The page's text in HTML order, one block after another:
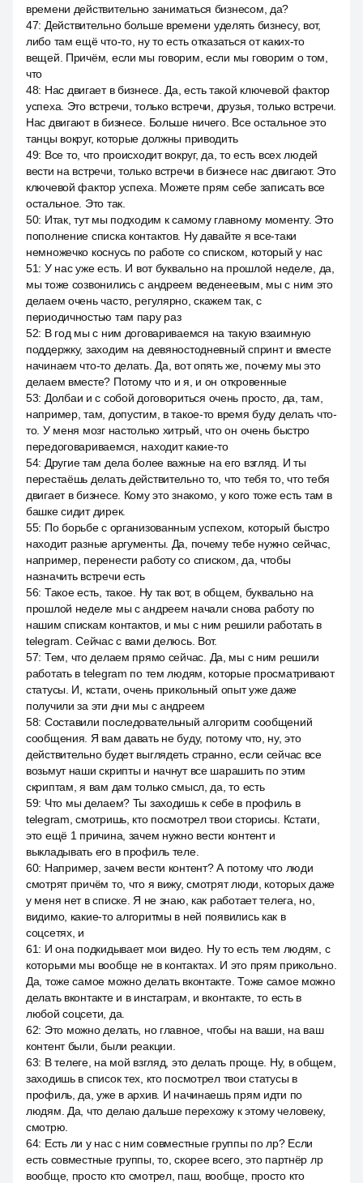
времени действительно заниматься бизнесом, да?
47: Действительно больше времени уделять бизнесу, вот,
либо там ещё что-то, ну то есть отказаться от каких-то
вещей. Причём, если мы говорим, если мы говорим о том,
что
48: Нас двигает в бизнесе. Да, есть такой ключевой фактор
успеха. Это встречи, только встречи, друзья, только встречи.
Нас двигают в бизнесе. Больше ничего. Все остальное это
танцы вокруг, которые должны приводить
49: Все то, что происходит вокруг, да, то есть всех людей
вести на встречи, только встречи в бизнесе нас двигают. Это
ключевой фактор успеха. Можете прям себе записать все
остальное. Это так.
50: Итак, тут мы подходим к самому главному моменту. Это
пополнение списка контактов. Ну давайте я все-таки
немножечко коснусь по работе со списком, который у нас
51: У нас уже есть. И вот буквально на прошлой неделе, да,
мы тоже созвонились с андреем веденеевым, мы с ним это
делаем очень часто, регулярно, скажем так, с
периодичностью там пару раз
52: В год мы с ним договариваемся на такую взаимную
поддержку, заходим на девяностодневный спринт и вместе
начинаем что-то делать. Да, вот опять же, почему мы это
делаем вместе? Потому что и я, и он откровенные
53: Долбаи и с собой договориться очень просто, да, там,
например, там, допустим, в такое-то время буду делать что-
то. У меня мозг настолько хитрый, что он очень быстро
передоговариваемся, находит какие-то
54: Другие там дела более важные на его взгляд. И ты
перестаёшь делать действительно то, что тебя то, что тебя
двигает в бизнесе. Кому это знакомо, у кого тоже есть там в
башке сидит дирек.
55: По борьбе с организованным успехом, который быстро
находит разные аргументы. Да, почему тебе нужно сейчас,
например, перенести работу со списком, да, чтобы
назначить встречи есть
56: Такое есть, такое. Ну так вот, в общем, буквально на
прошлой неделе мы с андреем начали снова работу по
нашим спискам контактов, и мы с ним решили работать в
telegram. Сейчас с вами делюсь. Вот.
57: Тем, что делаем прямо сейчас. Да, мы с ним решили
работать в telegram по тем людям, которые просматривают
статусы. И, кстати, очень прикольный опыт уже даже
получили за эти дни мы с андреем
58: Составили последовательный алгоритм сообщений
сообщения. Я вам давать не буду, потому что, ну, это
действительно будет выглядеть странно, если сейчас все
возьмут наши скрипты и начнут все шарашить по этим
скриптам, я вам дам только смысл, да, то есть
59: Что мы делаем? Ты заходишь к себе в профиль в
telegram, смотришь, кто посмотрел твои сторисы. Кстати,
это ещё 1 причина, зачем нужно вести контент и
выкладывать его в профиль теле.
60: Например, зачем вести контент? А потому что люди
смотрят причём то, что я вижу, смотрят люди, которых даже
у меня нет в списке. Я не знаю, как работает телега, но,
видимо, какие-то алгоритмы в ней появились как в
соцсетях, и
61: И она подкидывает мои видео. Ну то есть тем людям, с
которыми мы вообще не в контактах. И это прям прикольно.
Да, тоже самое можно делать вконтакте. Тоже самое можно
делать вконтакте и в инстаграм, и вконтакте, то есть в
любой соцсети, да.
62: Это можно делать, но главное, чтобы на ваши, на ваш
контент были, были реакции.
63: В телеге, на мой взгляд, это делать проще. Ну, в общем,
заходишь в список тех, кто посмотрел твои статусы в
профиль, да, уже в архив. И начинаешь прям идти по
людям. Да, что делаю дальше перехожу к этому человеку,
смотрю.
64: Есть ли у нас с ним совместные группы по лр? Если
есть совместные группы, то, скорее всего, это партнёр лр
вообще, просто кто смотрел, паш, вообще, просто кто